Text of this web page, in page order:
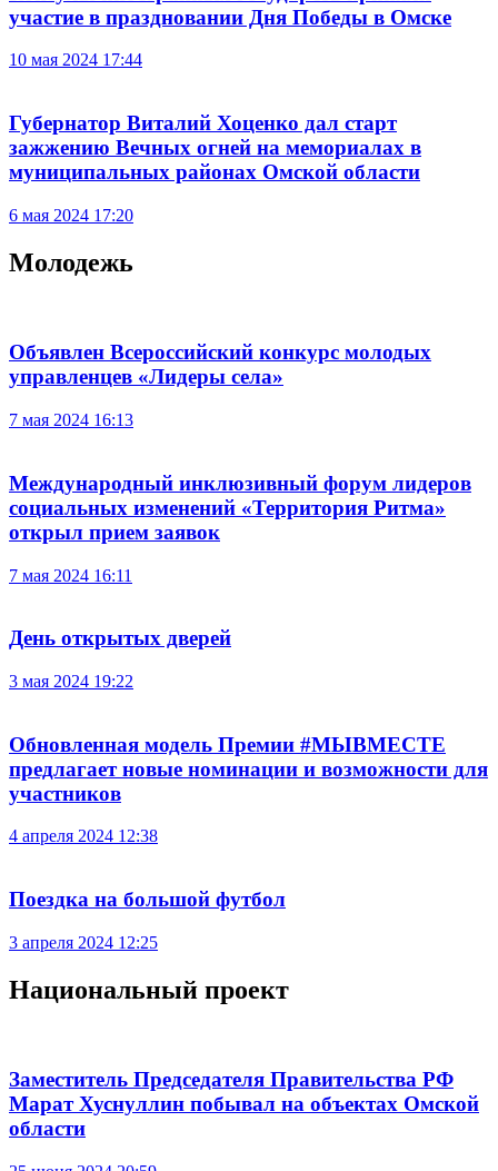
участие в праздновании Дня Победы в Омске
10 мая 2024 17:44
Губернатор Виталий Хоценко дал старт
зажжению Вечных огней на мемориалах в
муниципальных районах Омской области
6 мая 2024 17:20
Молодежь
Объявлен Всероссийский конкурс молодых
управленцев «Лидеры села»
7 мая 2024 16:13
Международный инклюзивный форум лидеров
социальных изменений «Территория Ритма»
открыл прием заявок
7 мая 2024 16:11
День открытых дверей
3 мая 2024 19:22
Обновленная модель Премии #МЫВМЕСТЕ
предлагает новые номинации и возможности для
участников
4 апреля 2024 12:38
Поездка на большой футбол
3 апреля 2024 12:25
Национальный проект
Заместитель Председателя Правительства РФ
Марат Хуснуллин побывал на объектах Омской
области